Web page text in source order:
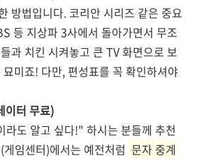
방법입니다. 코리안 시리즈 같은 중요
등 지상파 3사에서 돌아가면서 무조
과 치킨 시켜놓고 큰 TV 화면으로 보
미죠! 다만, 편성표를 꼭 확인하셔야
이터 무료)
라도 알고 싶다!" 하시는 분들께 추천
임센터)에서는 예전처럼 문자 중계